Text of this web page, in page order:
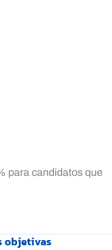
para candidatos que
objetivas